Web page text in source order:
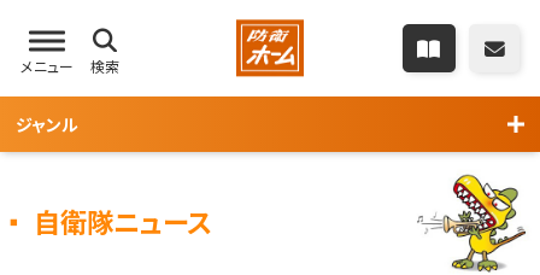
メニュー 検索
ジャンル
自衛隊ニュース